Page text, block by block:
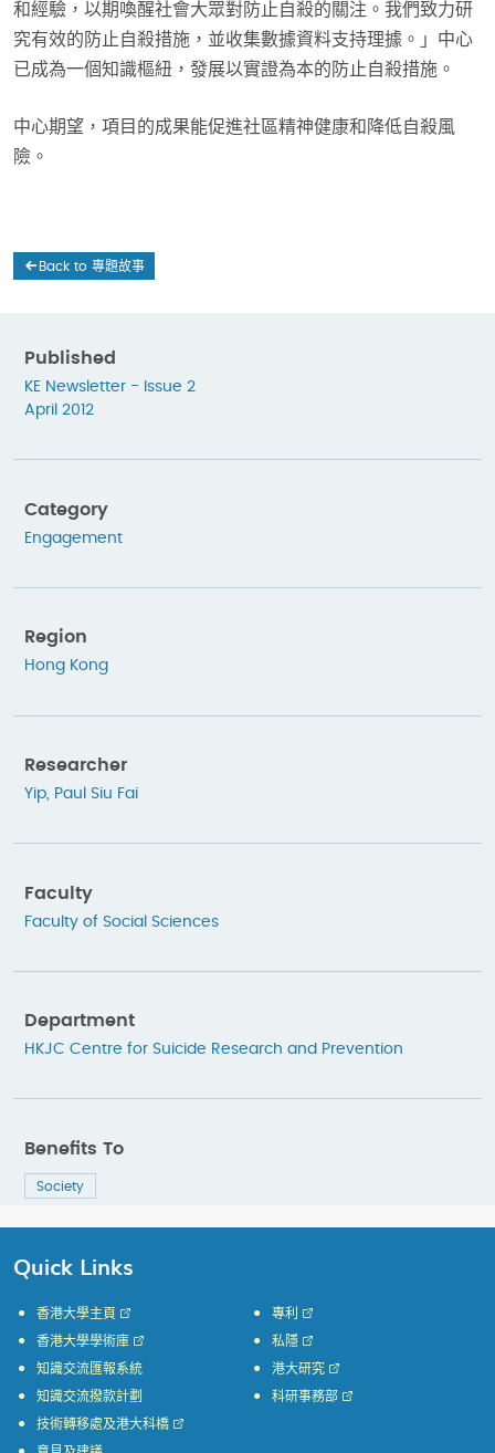
和經驗，以期喚醒社會大眾對防止自殺的關注。我們致力研
究有效的防止自殺措施，並收集數據資料支持理據。」中心
已成為一個知識樞紐，發展以實證為本的防止自殺措施。
中心期望，項目的成果能促進社區精神健康和降低自殺風
險。
Back to 專題故事
Published
KE Newsletter - Issue 2
April 2012
Category
Engagement
Region
Hong Kong
Researcher
Yip, Paul Siu Fai
Faculty
Faculty of Social Sciences
Department
HKJC Centre for Suicide Research and Prevention
Benefits To
Society
Quick Links
香港大學主頁
香港大學學術庫
知識交流匯報系統
知識交流撥款計劃
專利
私隱
港大研究
科研事務部
技術轉移處及港大科橋